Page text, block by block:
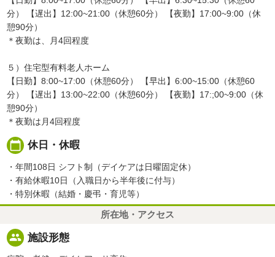
分） 【遅出】12:00~21:00（休憩60分） 【夜勤】17:00~9:00（休
憩90分）
＊夜勤は、月4回程度
５）住宅型有料老人ホーム
【日勤】8:00~17:00（休憩60分） 【早出】6:00~15:00（休憩60
分） 【遅出】13:00~22:00（休憩60分） 【夜勤】17:;00~9:00（休
憩90分）
＊夜勤は月4回程度
calendar_today 休日・休暇
・年間108日 シフト制（デイケアは日曜固定休）
・有給休暇10日（入職日から半年後に付与）
・特別休暇（結婚・慶弔・育児等）
所在地・アクセス
people 施設形態